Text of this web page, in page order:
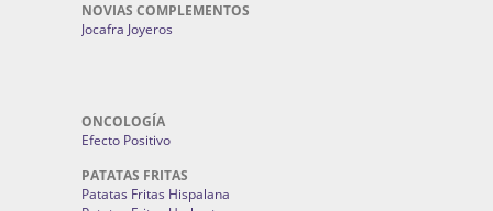
MANO Y DE OCASION
Hipergoma
ONCOLOGÍA
Efecto Positivo